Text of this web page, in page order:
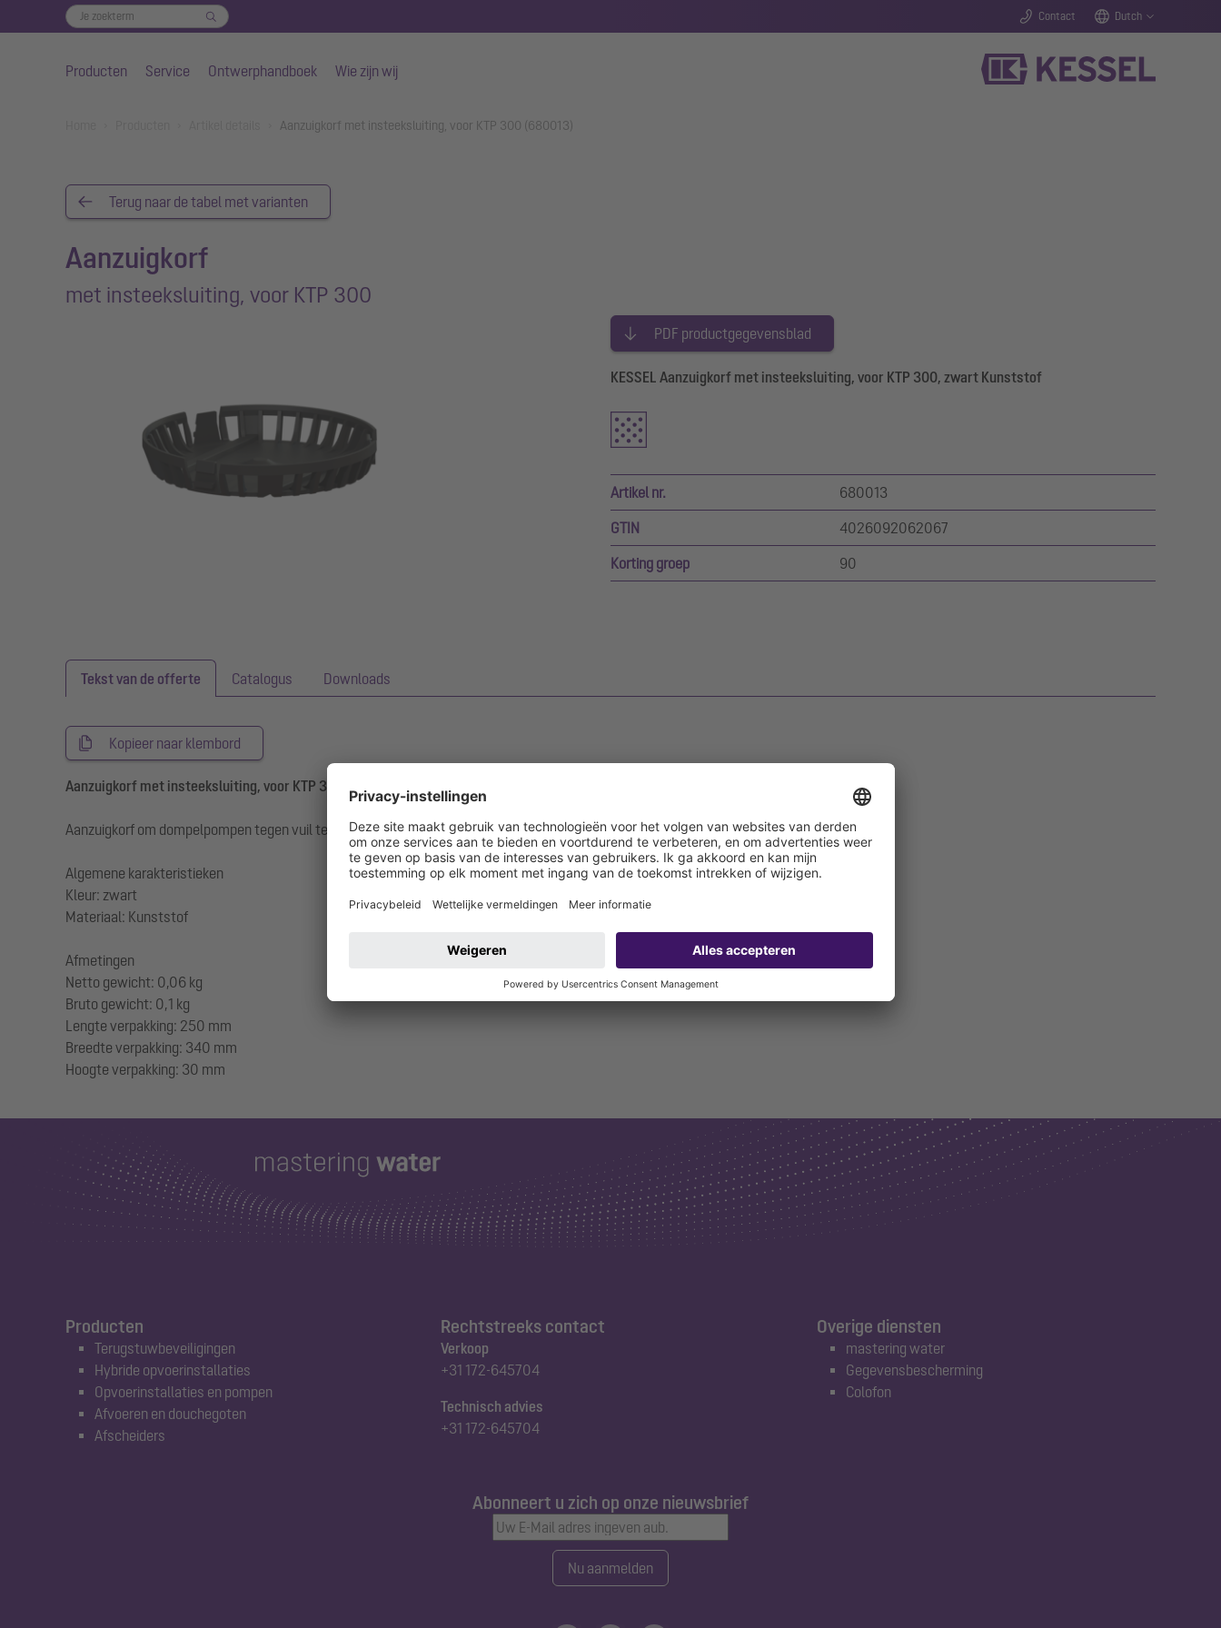
Contact Dutch
Producten Service Ontwerphandboek Wie zijn wij
Aanzuigkorf met insteeksluiting, voor KTP 300 (680013)
Terug naar de tabel met varianten
Aanzuigkorf
met insteeksluiting, voor KTP 300
PDF productgegevensblad
KESSEL Aanzuigkorf met insteeksluiting, voor KTP 300, zwart Kunststof
Artikel nr. 680013
GTIN 4026092062067
Korting groep 90
Tekst van de offerte Catalogus Downloads
Kopieer naar klembord
Aanzuigkorf met insteeksluiting, voor KTP 300
Aanzuigkorf om dompelpompen tegen vuil te beschermen
Algemene karakteristieken
Kleur: zwart
Materiaal: Kunststof
Afmetingen
Netto gewicht: 0,06 kg
Bruto gewicht: 0,1 kg
Lengte verpakking: 250 mm
Breedte verpakking: 340 mm
Producten
Terugstuwbeveiligingen
Hybride opvoerinstallaties
Opvoerinstallaties en pompen
Afvoeren en douchegoten
Afscheiders
Rechtstreeks contact
Verkoop
+31 172-645704
Technisch advies
+31 172-645704
Abonneert u zich op onze nieuwsbrief
Nu aanmelden
Overige diensten
mastering water
Gegevensbescherming
Colofon